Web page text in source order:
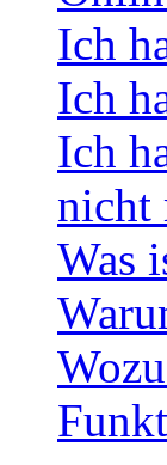
Ich
Ich
Ich
nicht
Was